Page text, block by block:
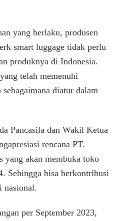
yang berlaku, produsen
smart luggage tidak perlu
produknya di Indonesia.
telah memenuhi
diatur dalam
Pancasila dan Wakil Ketua
rencana PT.
yang akan membuka toko
Sehingga bisa berkontribusi
nasional.
per September 2023,